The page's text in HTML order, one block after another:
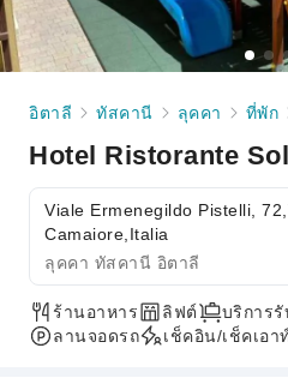
อิตาลี ทัสคานี ลุคคา ที่พัก
Hotel Ristorante
Viale Ermenegildo Pistelli,
Camaiore,Italia
ลุคคา ทัสคานี อิตาลี
ร้านอาหาร ลิฟต์
บริการ
ลานจอดรถ
เช็คอิน/เช็คเอา